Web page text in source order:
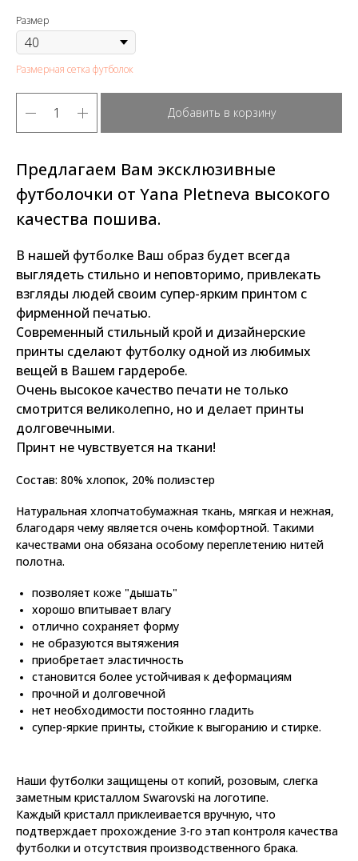
Размер
Размерная сетка футболок
Добавить в корзину
Предлагаем Вам эксклюзивные
футболочки от Yana Pletneva высокого
качества пошива.
В нашей футболке Ваш образ будет всегда
выглядеть стильно и неповторимо, привлекать
взгляды людей своим супер-ярким принтом с
фирменной печатью.
Современный стильный крой и дизайнерские
принты сделают футболку одной из любимых
вещей в Вашем гардеробе.
Очень высокое качество печати не только
смотрится великолепно, но и делает принты
долговечными.
Принт не чувствуется на ткани!
Состав: 80% хлопок, 20% полиэстер
Натуральная хлопчатобумажная ткань, мягкая и нежная,
благодаря чему является очень комфортной. Такими
качествами она обязана особому переплетению нитей
полотна.
позволяет коже "дышать"
хорошо впитывает влагу
отлично сохраняет форму
не образуются вытяжения
приобретает эластичность
становится более устойчивая к деформациям
прочной и долговечной
нет необходимости постоянно гладить
супер-яркие принты, стойкие к выгоранию и стирке.
Наши футболки защищены от копий, розовым, слегка
заметным кристаллом Swarovski на логотипе.
Каждый кристалл приклеивается вручную, что
подтверждает прохождение 3-го этап контроля качества
футболки и отсутствия производственного брака.